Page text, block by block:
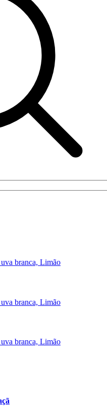
branca, Limão
branca, Limão
branca, Limão